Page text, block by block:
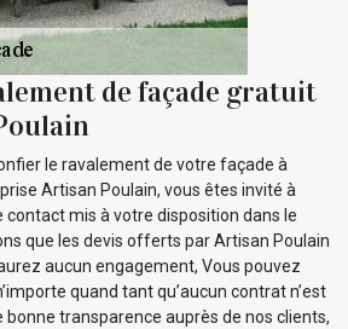
de façade gratuit
le ravalement de votre façade à
Artisan Poulain, vous êtes invité à
mis à votre disposition dans le
que les devis offerts par Artisan Poulain
aucun engagement, Vous pouvez
quand tant qu’aucun contrat n’est
bonne transparence auprès de nos clients,